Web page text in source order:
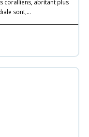
coralliens, abritant plus
sont,…